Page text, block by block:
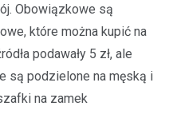
Obowiązkowe są
które można kupić na
podawały 5 zł, ale
są podzielone na męską i
na zamek